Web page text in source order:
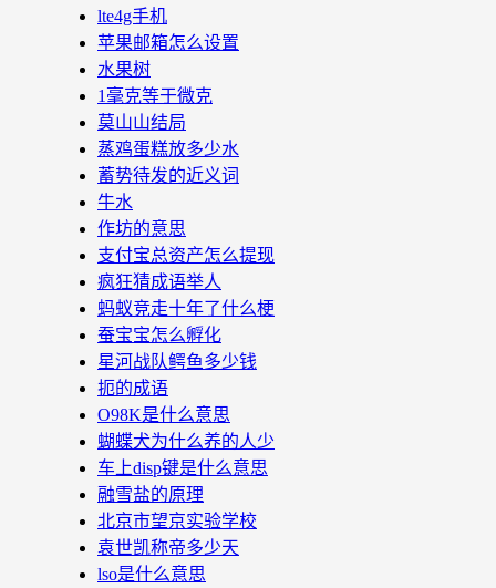
lte4g手机
苹果邮箱怎么设置
水果树
1毫克等于微克
莫山山结局
蒸鸡蛋糕放多少水
蓄势待发的近义词
牛水
作坊的意思
支付宝总资产怎么提现
疯狂猜成语举人
蚂蚁竞走十年了什么梗
蚕宝宝怎么孵化
星河战队鳄鱼多少钱
扼的成语
O98K是什么意思
蝴蝶犬为什么养的人少
车上disp键是什么意思
融雪盐的原理
北京市望京实验学校
袁世凯称帝多少天
lso是什么意思